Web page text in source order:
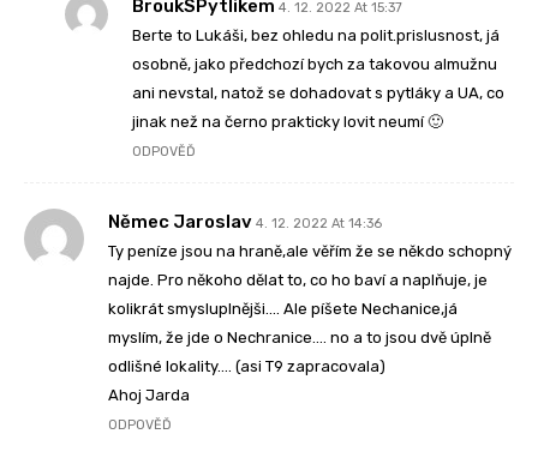
BroukSPytlikem 4. 12. 2022 At 15:37
Berte to Lukáši, bez ohledu na polit.prislusnost, já
osobně, jako předchozí bych za takovou almužnu
ani nevstal, natož se dohadovat s pytláky a UA, co
jinak než na černo prakticky lovit neumí 🙂
ODPOVĚĎ
Němec Jaroslav 4. 12. 2022 At 14:36
Ty peníze jsou na hraně,ale věřím že se někdo schopný
najde. Pro někoho dělat to, co ho baví a naplňuje, je
kolikrát smysluplnějši…. Ale píšete Nechanice,já
myslím, že jde o Nechranice…. no a to jsou dvě úplně
odlišné lokality…. (asi T9 zapracovala)
Ahoj Jarda
ODPOVĚĎ